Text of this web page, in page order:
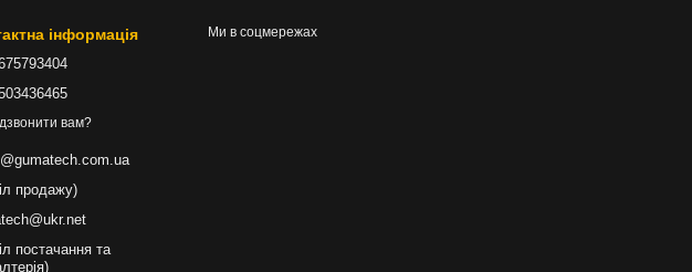
інформація
вам?
продажу)
постачання та
Ми в соцмережах